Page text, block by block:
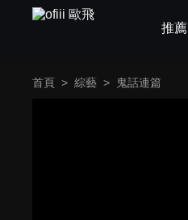
推薦
首頁 > 綜藝 > 鬼話連篇